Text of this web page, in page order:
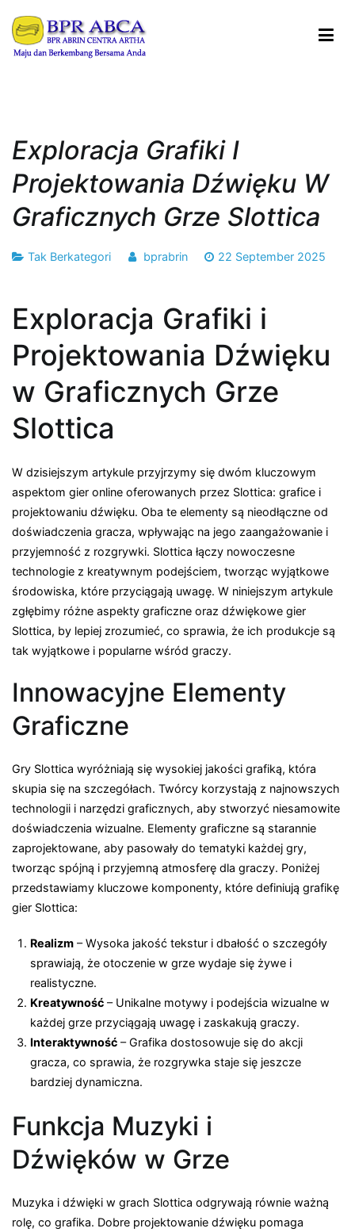
konten
Exploracja Grafiki I
Projektowania Dźwięku W
Graficznych Grze Slottica
Tak Berkategori bprabrin 22 September 2025
Exploracja Grafiki i
Projektowania Dźwięku
w Graficznych Grze
Slottica
W dzisiejszym artykule przyjrzymy się dwóm kluczowym
aspektom gier online oferowanych przez Slottica: grafice i
projektowaniu dźwięku. Oba te elementy są nieodłączne od
doświadczenia gracza, wpływając na jego zaangażowanie i
przyjemność z rozgrywki. Slottica łączy nowoczesne
technologie z kreatywnym podejściem, tworząc wyjątkowe
środowiska, które przyciągają uwagę. W niniejszym artykule
zgłębimy różne aspekty graficzne oraz dźwiękowe gier
Slottica, by lepiej zrozumieć, co sprawia, że ich produkcje są
tak wyjątkowe i popularne wśród graczy.
Innowacyjne Elementy
Graficzne
Gry Slottica wyróżniają się wysokiej jakości grafiką, która
skupia się na szczegółach. Twórcy korzystają z najnowszych
technologii i narzędzi graficznych, aby stworzyć niesamowite
doświadczenia wizualne. Elementy graficzne są starannie
zaprojektowane, aby pasowały do tematyki każdej gry,
tworząc spójną i przyjemną atmosferę dla graczy. Poniżej
przedstawiamy kluczowe komponenty, które definiują grafikę
gier Slottica:
Realizm – Wysoka jakość tekstur i dbałość o szczegóły
sprawiają, że otoczenie w grze wydaje się żywe i
realistyczne.
Kreatywność – Unikalne motywy i podejścia wizualne w
każdej grze przyciągają uwagę i zaskakują graczy.
Interaktywność – Grafika dostosowuje się do akcji
gracza, co sprawia, że rozgrywka staje się jeszcze
bardziej dynamiczna.
Funkcja Muzyki i
Dźwięków w Grze
Muzyka i dźwięki w grach Slottica odgrywają równie ważną
rolę, co grafika. Dobre projektowanie dźwięku pomaga